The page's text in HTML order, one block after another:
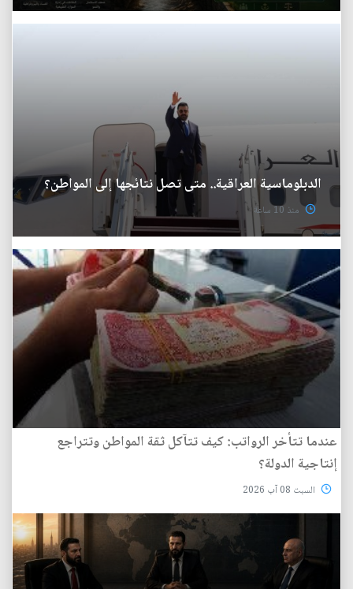
الدبلوماسية العراقية.. متى تصل نتائجها إلى المواطن؟
منذ 10 ساعة
عندما تتأخر الرواتب: كيف تتآكل ثقة المواطن وتتراجع
إنتاجية الدولة؟
السبت 08 آب 2026